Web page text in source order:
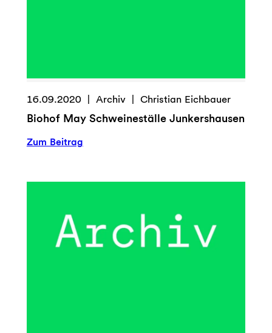
16.09.2020 Archiv Christian Eichbauer
Biohof May Schweineställe Junkershausen
Zum Beitrag:
Schweineställe